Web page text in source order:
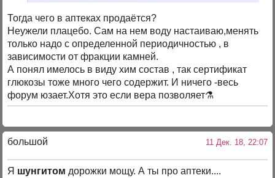
Тогда чего в аптеках продаётся?
Неужели плацебо. Сам на нем воду настаиваю,менять
только надо с определенной периодичностью , в
зависимости от фракции камней.
А понял имелось в виду хим состав , так сертификат
глюкозы тоже много чего содержит. И ничего -весь
форум юзает.Хотя это если вера позволяет⚗
большой 11 Дек. 18, 22:07
Я шунгитом дорожки мощу. А ты про аптеки....